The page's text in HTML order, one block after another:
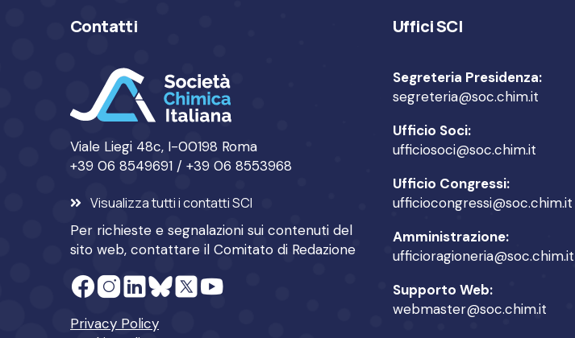
Contatti
Viale Liegi 48c, I-00198 Roma
+39 06 8549691 / +39 06 8553968
Visualizza tutti i contatti SCI
Per richieste e segnalazioni sui contenuti del
sito web, contattare il Comitato di Redazione
Privacy Policy
Uffici SCI
Segreteria Presidenza:
segreteria@soc.chim.it
Ufficio Soci:
ufficiosoci@soc.chim.it
Ufficio Congressi:
ufficiocongressi@soc.chim.it
Amministrazione:
ufficioragioneria@soc.chim.it
Supporto Web:
webmaster@soc.chim.it